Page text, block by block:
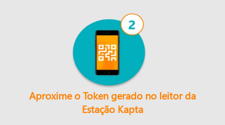
Aproxime o Token gerado no leitor da
Estação Kapta